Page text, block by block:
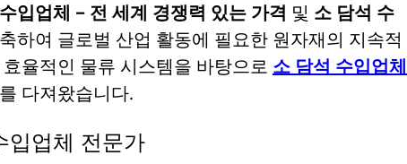
입업체 – 전 세계 경쟁력 있는 가격 및 소 담석 수
하여 글로벌 산업 활동에 필요한 원자재의 지속적
율적인 물류 시스템을 바탕으로 소 담석 수입업체
다져왔습니다.
입업체 전문가